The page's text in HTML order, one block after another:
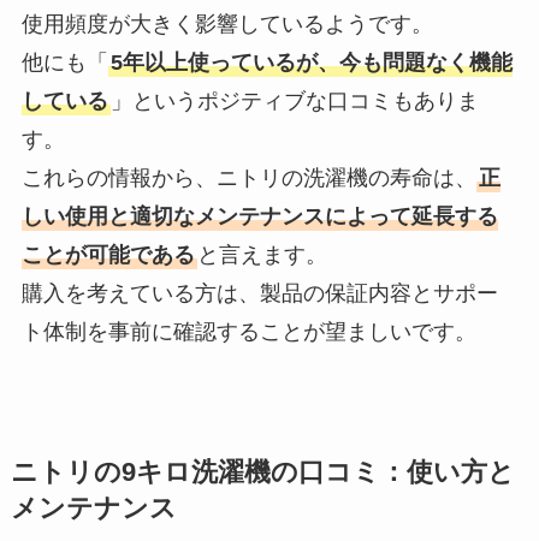
使用頻度が大きく影響しているようです。
他にも「 5年以上使っているが、今も問題なく機能
している」というポジティブな口コミもありま
す。
これらの情報から、ニトリの洗濯機の寿命は、 正
しい使用と適切なメンテナンスによって延長する
ことが可能であると言えます。
購入を考えている方は、製品の保証内容とサポー
ト体制を事前に確認することが望ましいです。
ニトリの9キロ洗濯機の口コミ：使い方と
メンテナンス